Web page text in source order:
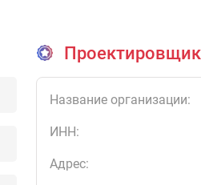
Название организации:
ИНН:
Адрес: